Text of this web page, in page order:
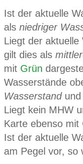
Ist der aktuelle
als niedriger
Liegt der
gilt dies als
mit Grün
Wasserstände
Wasserstandund
Liegt kein MHW
Karte ebenso mit
Ist der aktuelle
am Pegel vor,